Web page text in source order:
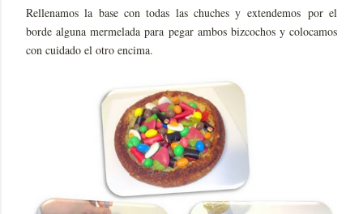
Rellenamos la base con todas las chuches y extendemos por el
borde alguna mermelada para pegar ambos bizcochos y colocamos
con cuidado el otro encima.